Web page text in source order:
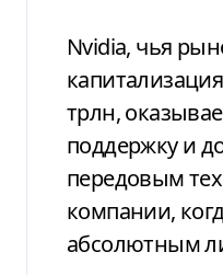
Nvidia, чья
трлн,
поддержку и
передовым
компании,
абсолютным